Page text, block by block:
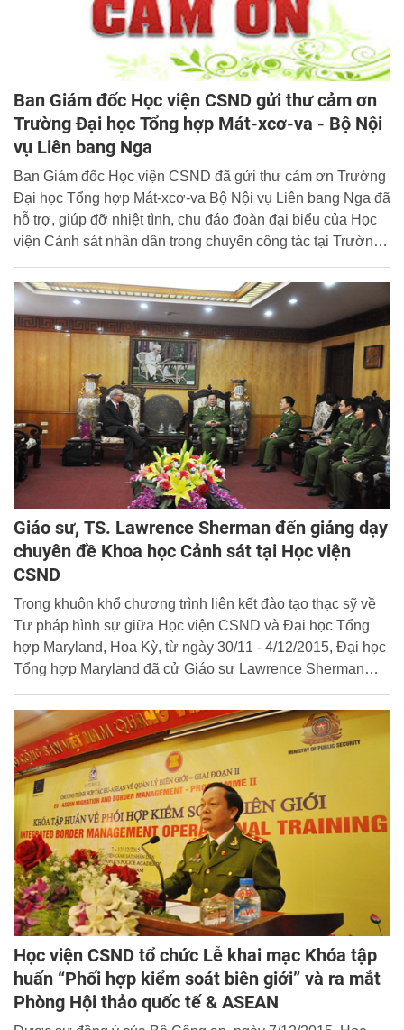
Ban Giám đốc Học viện CSND gửi thư cảm ơn
Trường Đại học Tổng hợp Mát-xcơ-va - Bộ Nội
vụ Liên bang Nga
Ban Giám đốc Học viện CSND đã gửi thư cảm ơn Trường
Đại học Tổng hợp Mát-xcơ-va Bộ Nội vụ Liên bang Nga đã
hỗ trợ, giúp đỡ nhiệt tình, chu đáo đoàn đại biểu của Học
viện Cảnh sát nhân dân trong chuyến công tác tại Trường
năm 2015 vừa qua. Ban Biên tập Website xin trân trọng
đăng tải toàn văn nội dung thư bằng tiếng Việt và tiếng
Nga.
Giáo sư, TS. Lawrence Sherman đến giảng dạy
chuyên đề Khoa học Cảnh sát tại Học viện
CSND
Trong khuôn khổ chương trình liên kết đào tạo thạc sỹ về
Tư pháp hình sự giữa Học viện CSND và Đại học Tổng
hợp Maryland, Hoa Kỳ, từ ngày 30/11 - 4/12/2015, Đại học
Tổng hợp Maryland đã cử Giáo sư Lawrence Sherman
CSND.
Học viện CSND tổ chức Lễ khai mạc Khóa tập
huấn “Phối hợp kiểm soát biên giới” và ra mắt
Phòng Hội thảo quốc tế & ASEAN